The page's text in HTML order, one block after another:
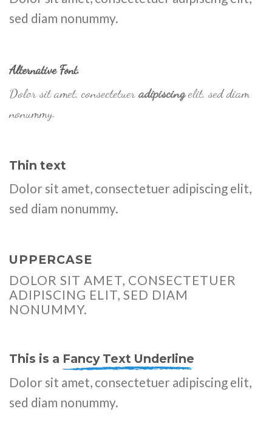
sed diam nonummy.
Alternative Font.
Dolor sit amet, consectetuer adipiscingelit, sed diam
nonummy.
Thin text
Dolor sit amet, consectetuer adipiscing elit,
sed diam nonummy.
UPPERCASE
DOLOR SIT AMET, CONSECTETUER
ADIPISCING ELIT, SED DIAM
NONUMMY.
This is a Fancy Text Underline
Dolor sit amet, consectetuer adipiscing elit,
sed diam nonummy.